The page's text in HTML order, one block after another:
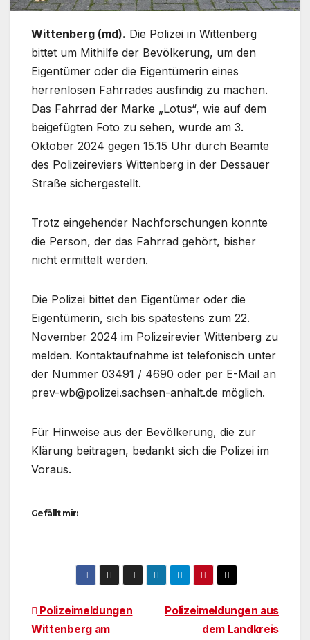
Wittenberg (md). Die Polizei in Wittenberg
bittet um Mithilfe der Bevölkerung, um den
Eigentümer oder die Eigentümerin eines
herrenlosen Fahrrades ausfindig zu machen.
Das Fahrrad der Marke „Lotus“, wie auf dem
beigefügten Foto zu sehen, wurde am 3.
Oktober 2024 gegen 15.15 Uhr durch Beamte
des Polizeireviers Wittenberg in der Dessauer
Straße sichergestellt.
Trotz eingehender Nachforschungen konnte
die Person, der das Fahrrad gehört, bisher
nicht ermittelt werden.
Die Polizei bittet den Eigentümer oder die
Eigentümerin, sich bis spätestens zum 22.
November 2024 im Polizeirevier Wittenberg zu
melden. Kontaktaufnahme ist telefonisch unter
der Nummer 03491 / 4690 oder per E-Mail an
prev-wb@polizei.sachsen-anhalt.de möglich.
Für Hinweise aus der Bevölkerung, die zur
Klärung beitragen, bedankt sich die Polizei im
Voraus.
Gefällt mir:
Beitragsnavigation
Polizeimeldungen aus
dem Landkreis
Polizeimeldungen
Wittenberg am